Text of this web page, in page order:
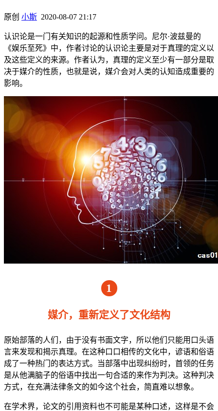
原创 小斯 2020-08-07 21:17
认识论是一门有关知识的起源和性质学问。尼尔·波兹曼的
《娱乐至死》中，作者讨论的认识论主要是对于真理的定义以
及这些定义的来源。作者认为，真理的定义至少有一部分是取
决于媒介的性质，也就是说，媒介会对人类的认知造成重要的
影响。
1
媒介，重新定义了文化结构
原始部落的人们，由于没有书面文字，所以他们只能用口头语
言来发现和揭示真理。在这种口口相传的文化中，谚语和俗语
成了一种热门的表达方式。当部落中出现纠纷时，首领的任务
是从他满脑子的俗语中找出一句合适的来作为判决。这种判决
方式，在充满法律条文的如今这个社会，简直难以想象。
在学术界，论文的引用资料也不可能是某种口述，这样是不会